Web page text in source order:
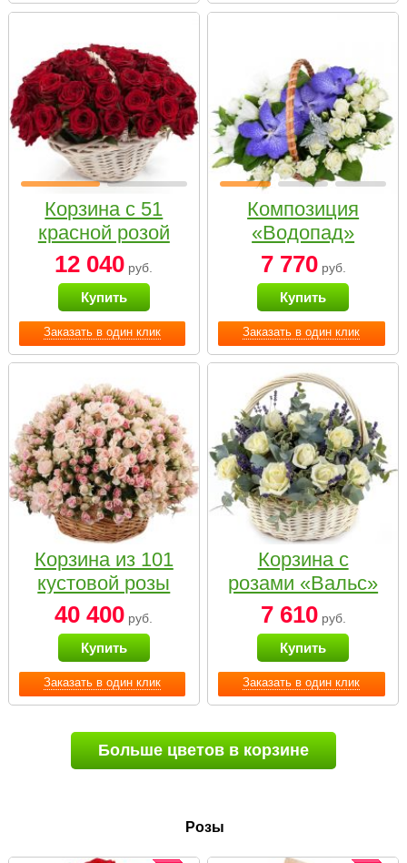
Заказать в один клик
Корзина с 51
красной розой
12 040 руб.
Купить
Заказать в один клик
Композиция
«Водопад»
7 770руб.
Купить
Заказать в один клик
Корзина из 101
кустовой розы
нежных тонов
40 400 руб.
Купить
Заказать в один клик
Корзина с
розами «Вальс»
7 610руб.
Купить
Больше цветов в корзине
Розы